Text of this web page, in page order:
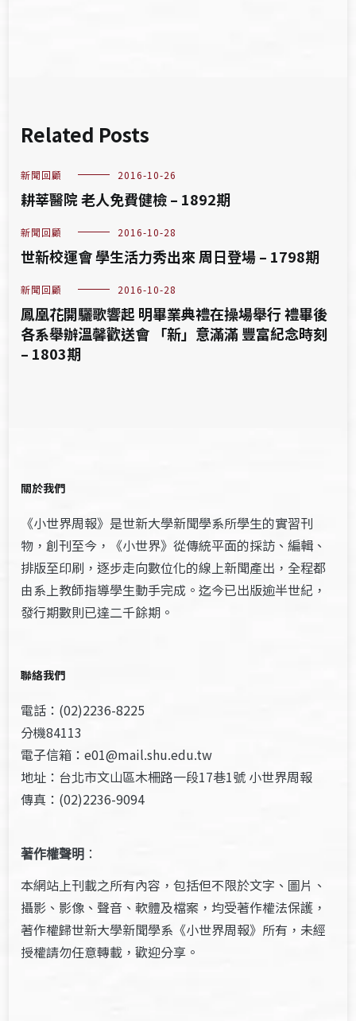
Related Posts
新聞回顧 2016-10-26
耕莘醫院 老人免費健檢 – 1892期
新聞回顧 2016-10-28
世新校運會 學生活力秀出來 周日登場 – 1798期
新聞回顧 2016-10-28
鳳凰花開驪歌響起 明畢業典禮在操場舉行 禮畢後
各系舉辦溫馨歡送會 「新」意滿滿 豐富紀念時刻
– 1803期
關於我們
《小世界周報》是世新大學新聞學系所學生的實習刊
物，創刊至今，《小世界》從傳統平面的採訪、編輯、
排版至印刷，逐步走向數位化的線上新聞產出，全程都
由系上教師指導學生動手完成。迄今已出版逾半世紀，
發行期數則已達二千餘期。
聯絡我們
電話：(02)2236-8225
分機84113
電子信箱：e01@mail.shu.edu.tw
地址：台北市文山區木柵路一段17巷1號 小世界周報
傳真：(02)2236-9094
著作權聲明 ：
本網站上刊載之所有內容，包括但不限於文字、圖片、
攝影、影像、聲音、軟體及檔案，均受著作權法保護，
著作權歸世新大學新聞學系《小世界周報》所有，未經
授權請勿任意轉載，歡迎分享。